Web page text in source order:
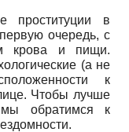
проституции в
очередь, с
крова и пищи.
(а не
к
Чтобы лучше
обратимся к